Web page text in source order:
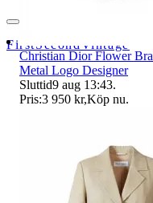
FirstSecondVintage
Christian Dior Flower
Metal Logo Designer
Sluttid9 aug 13:43.
Pris:3 950 kr,Köp nu.